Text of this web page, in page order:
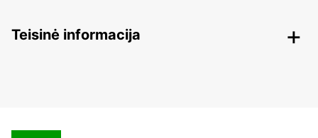
Teisinė informacija